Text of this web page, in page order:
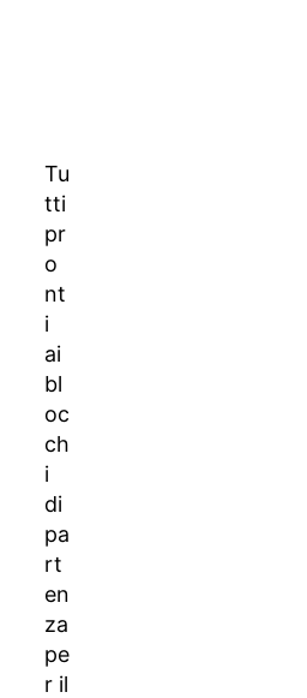
Tu
tti
pr
o
nt
i
ai
bl
oc
ch
i
di
pa
rt
en
za
pe
r il